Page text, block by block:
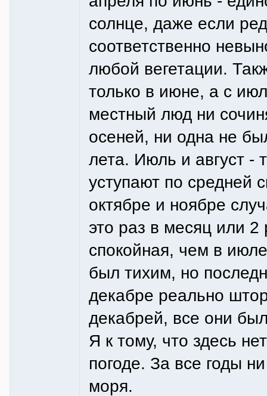
солнце, даже если
соответственно
любой вегетации.
только в июне, а с
местный люд ни
осеней, ни одна не
лета. Июль и август -
уступают по средней
октябре и ноябре
это раз в месяц или
спокойная, чем в
был тихим, но
декабре реально
декабрей, все они
Я к тому, что здесь
погоде. За все годы
моря.